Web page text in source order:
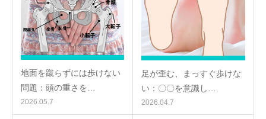
地面を蹴らずには歩けない
問題：頭の重さを…
2026.05.7
足が歪む、まっすぐ歩けな
い：〇〇を意識し…
2026.04.7